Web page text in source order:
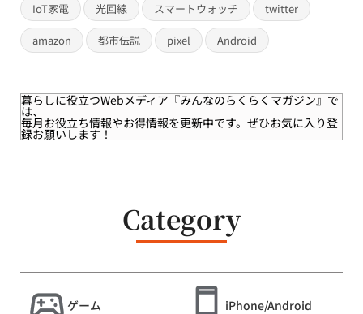
IoT家電 光回線 スマートウォッチ twitter
amazon 都市伝説 pixel Android
暮らしに役立つWebメディア 『みんなのらくらくマガジン』 で
は、
毎月お役立ち情報やお得情報を更新中です。ぜひお気に入り登
録お願いします！
Category
ゲーム iPhone/Android